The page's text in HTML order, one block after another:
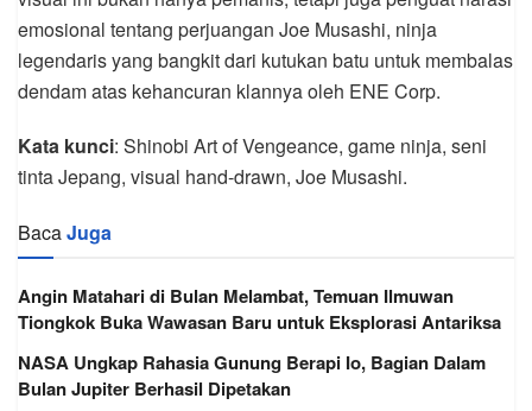
emosional tentang perjuangan Joe Musashi, ninja
legendaris yang bangkit dari kutukan batu untuk membalas
dendam atas kehancuran klannya oleh ENE Corp.
Kata kunci: Shinobi Art of Vengeance, game ninja, seni
tinta Jepang, visual hand-drawn, Joe Musashi.
BacaJuga
Angin Matahari di Bulan Melambat, Temuan Ilmuwan
Tiongkok Buka Wawasan Baru untuk Eksplorasi Antariksa
NASA Ungkap Rahasia Gunung Berapi Io, Bagian Dalam
Bulan Jupiter Berhasil Dipetakan